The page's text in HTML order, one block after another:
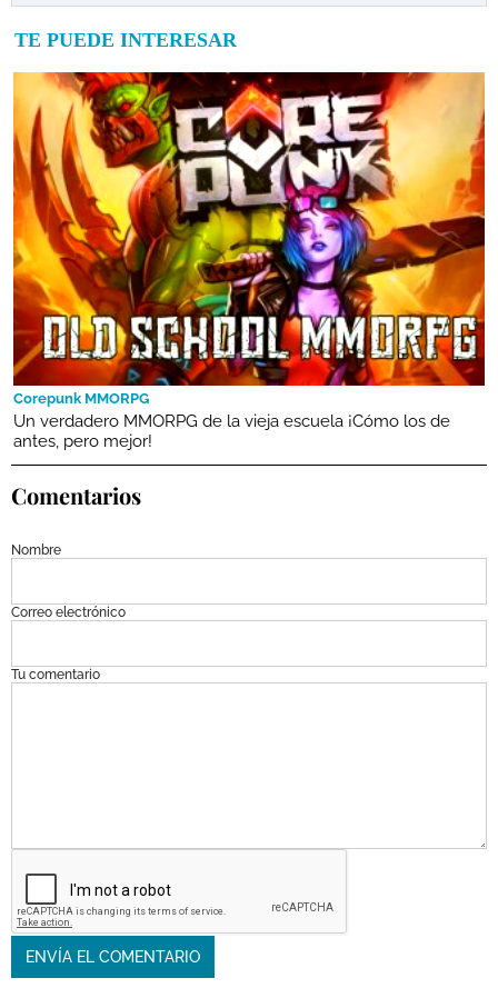
TE PUEDE INTERESAR
Corepunk MMORPG
Un verdadero MMORPG de la vieja escuela ¡Cómo los de
antes, pero mejor!
Comentarios
Nombre
Correo electrónico
Tu comentario